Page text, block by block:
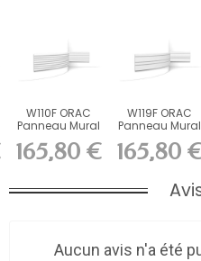
W110F ORAC
Panneau Mural
FLEX 3D Flex
L200...
165,80 €
W119F ORAC
Panneau Mural
FLEX 3D Flex
L200...
165,80
Aucun avis n'a été